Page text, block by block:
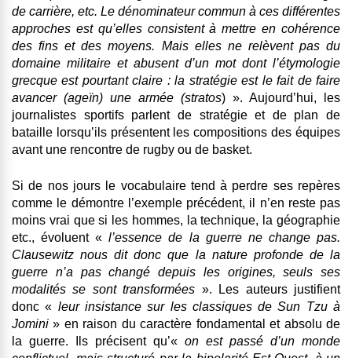
de carrière, etc. Le dénominateur commun à ces différentes
approches est qu’elles consistent à mettre en cohérence
des fins et des moyens. Mais elles ne relèvent pas du
domaine militaire et abusent d’un mot dont l’étymologie
grecque est pourtant claire : la stratégie est le fait de faire
avancer (ageïn) une armée (stratos) ». Aujourd’hui, les
journalistes sportifs parlent de stratégie et de plan de
bataille lorsqu’ils présentent les compositions des équipes
avant une rencontre de rugby ou de basket.
Si de nos jours le vocabulaire tend à perdre ses repères
comme le démontre l’exemple précédent, il n’en reste pas
moins vrai que si les hommes, la technique, la géographie
etc., évoluent «l’essence de la guerre ne change pas.
Clausewitz nous dit donc que la nature profonde de la
guerre n’a pas changé depuis les origines, seuls ses
modalités se sont transformées ». Les auteurs justifient
donc « leur insistance sur les classiques de Sun Tzu à
Jomini » en raison du caractère fondamental et absolu de
la guerre. Ils précisent qu’« on est passé d’un monde